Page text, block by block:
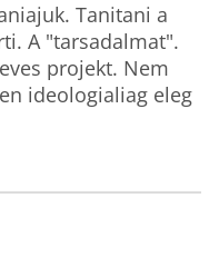
Tanitani a
A "tarsadalmat".
projekt. Nem
ideologialiag eleg